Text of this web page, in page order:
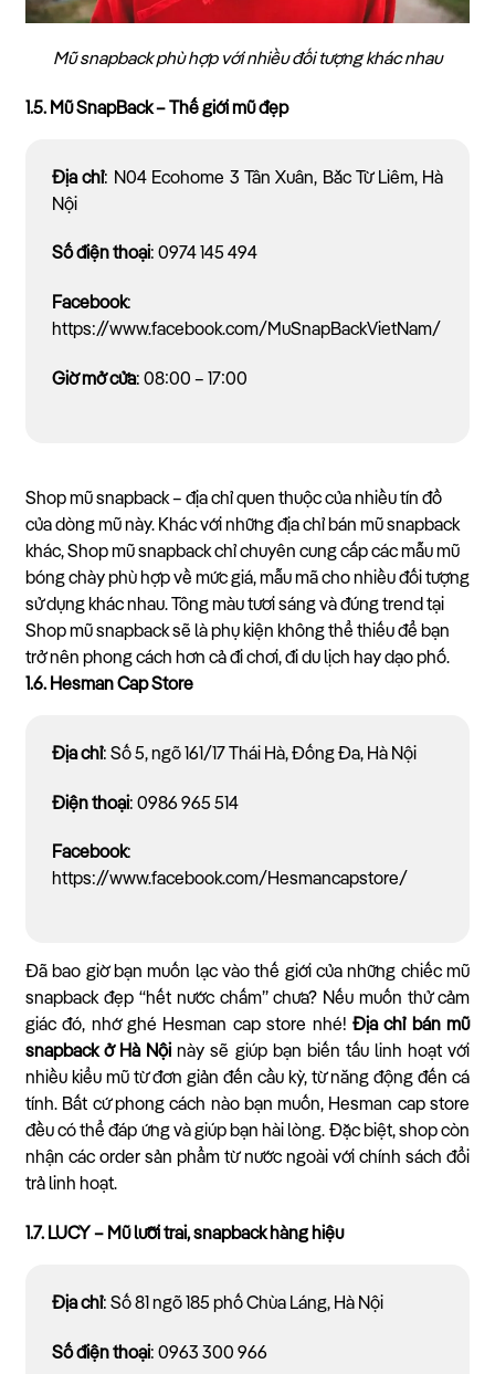
Mũ snapback phù hợp với nhiều đối tượng khác nhau
1.5. Mũ SnapBack – Thế giới mũ đẹp
Địa chỉ: N04 Ecohome 3 Tân Xuân, Bắc Từ Liêm, Hà
Nội
Số điện thoại: 0974 145 494
Facebook:
https://www.facebook.com/MuSnapBackVietNam/
Giờ mở cửa: 08:00 – 17:00
Shop mũ snapback – địa chỉ quen thuộc của nhiều tín đồ
của dòng mũ này. Khác với những địa chỉ bán mũ snapback
khác, Shop mũ snapback chỉ chuyên cung cấp các mẫu mũ
bóng chày phù hợp về mức giá, mẫu mã cho nhiều đối tượng
sử dụng khác nhau. Tông màu tươi sáng và đúng trend tại
Shop mũ snapback sẽ là phụ kiện không thể thiếu để bạn
trở nên phong cách hơn cả đi chơi, đi du lịch hay dạo phố.
1.6. Hesman Cap Store
Địa chỉ: Số 5, ngõ 161/17 Thái Hà, Đống Đa, Hà Nội
Điện thoại: 0986 965 514
Facebook:
https://www.facebook.com/Hesmancapstore/
Đã bao giờ bạn muốn lạc vào thế giới của những chiếc mũ
snapback đẹp “hết nước chấm” chưa? Nếu muốn thử cảm
giác đó, nhớ ghé Hesman cap store nhé! Địa chỉ bán mũ
snapback ở Hà Nội này sẽ giúp bạn biến tấu linh hoạt với
nhiều kiểu mũ từ đơn giản đến cầu kỳ, từ năng động đến cá
tính. Bất cứ phong cách nào bạn muốn, Hesman cap store
đều có thể đáp ứng và giúp bạn hài lòng. Đặc biệt, shop còn
nhận các order sản phẩm từ nước ngoài với chính sách đổi
trả linh hoạt.
1.7. LUCY – Mũ lưỡi trai, snapback hàng hiệu
Địa chỉ: Số 81 ngõ 185 phố Chùa Láng, Hà Nội
Số điện thoại: 0963 300 966